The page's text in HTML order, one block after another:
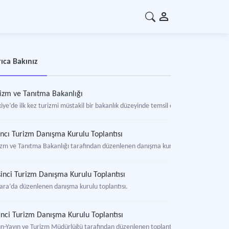
Bakınız
ve Tanıtma Bakanlığı
ilk kez turizmi müstakil bir bakanlık düzeyinde temsil eden kamu idaresi.
Turizm Danışma Kurulu Toplantısı
ve Tanıtma Bakanlığı tarafından düzenlenen danışma kurulu toplantısı.
Turizm Danışma Kurulu Toplantısı
düzenlenen danışma kurulu toplantısı.
Turizm Danışma Kurulu Toplantısı
Yayın ve Turizm Müdürlüğü tarafından düzenlenen toplantı.